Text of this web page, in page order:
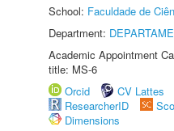
School: Faculdade de
Department:
Academic Appointment
title: MS-6
Orcid
CV Lattes
ResearcherID
Dimensions